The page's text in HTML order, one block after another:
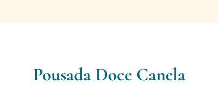
Pousada Doce Canela